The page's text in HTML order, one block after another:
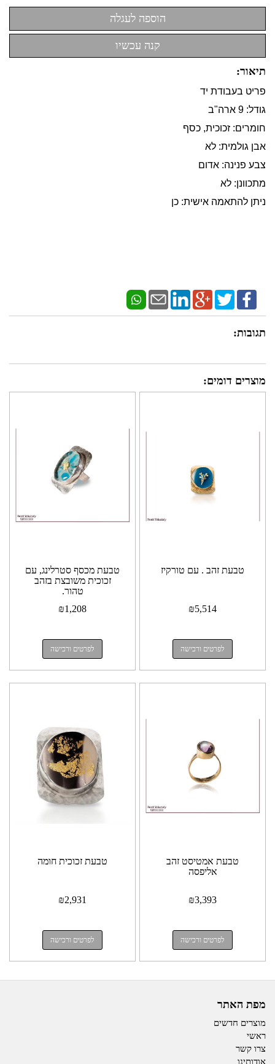
תיאור:
פריט בעבודת יד
גודל: 9 ארה"ב
חומרים: זכוכית, כסף
אבן גולמית: לא
צבע פנינה: אדום
מתכוונן: לא
ניתן להתאמה אישית: כן
תגובות:
מוצרים דומים:
טבעת זהב . עם טורקיז
₪5,514
לפרטים ורכישה
טבעת מכסף סטרלינג, עם
זכוכית משובצת בזהב
טהור.
₪1,208
לפרטים ורכישה
טבעת אמטיסט זהב
אליפסה
₪3,393
לפרטים ורכישה
טבעת זכוכית חומה
₪2,931
לפרטים ורכישה
מפת האתר
מוצרים חדשים
ראשי
צרו קשר
אודותינו